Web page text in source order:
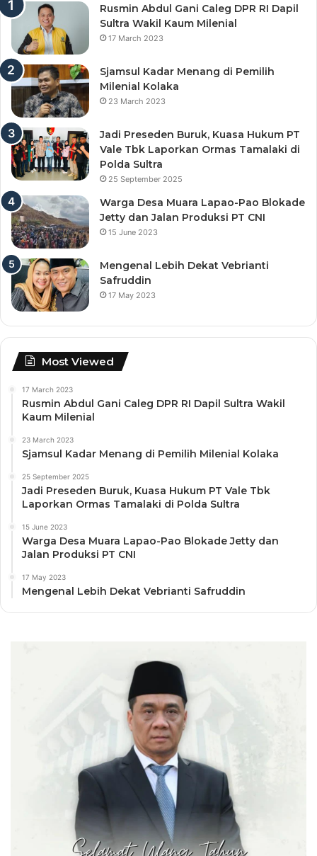
Rusmin Abdul Gani Caleg DPR RI Dapil
Sultra Wakil Kaum Milenial
17 March 2023
Sjamsul Kadar Menang di Pemilih
Milenial Kolaka
23 March 2023
Jadi Preseden Buruk, Kuasa Hukum PT
Vale Tbk Laporkan Ormas Tamalaki di
Polda Sultra
25 September 2025
Warga Desa Muara Lapao-Pao Blokade
Jetty dan Jalan Produksi PT CNI
15 June 2023
Mengenal Lebih Dekat Vebrianti
Safruddin
17 May 2023
Most Viewed
17 March 2023
Rusmin Abdul Gani Caleg DPR RI Dapil Sultra Wakil
Kaum Milenial
23 March 2023
Sjamsul Kadar Menang di Pemilih Milenial Kolaka
25 September 2025
Jadi Preseden Buruk, Kuasa Hukum PT Vale Tbk
Laporkan Ormas Tamalaki di Polda Sultra
15 June 2023
Warga Desa Muara Lapao-Pao Blokade Jetty dan
Jalan Produksi PT CNI
17 May 2023
Mengenal Lebih Dekat Vebrianti Safruddin